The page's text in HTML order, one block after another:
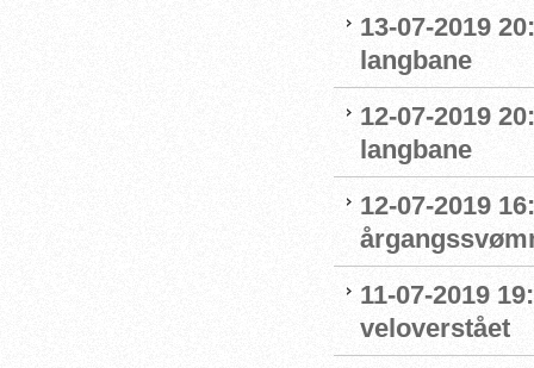
13-07-2019
langbane
12-07-2019
langbane
12-07-2019
11-07-2019
veloverstået